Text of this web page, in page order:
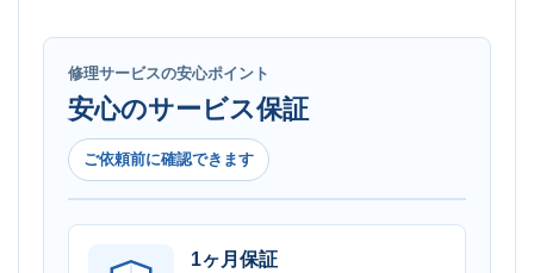
修理サービスの安心ポイント
安心のサービス保証
ご依頼前に確認できます
1ヶ月保証